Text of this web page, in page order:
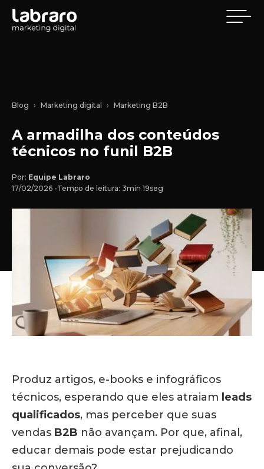
Blog Marketing digital Marketing B2B
A armadilha dos conteúdos
técnicos no funil B2B
Por: Equipe Labraro
17/02/2026 -Tempo de leitura: 3min 19seg
Produz artigos, e-books e infográficos
técnicos, esperando que eles atraiam leads
qualificados, mas perceber que suas
vendas B2B não avançam. Por que, afinal,
educar demais pode estar prejudicando